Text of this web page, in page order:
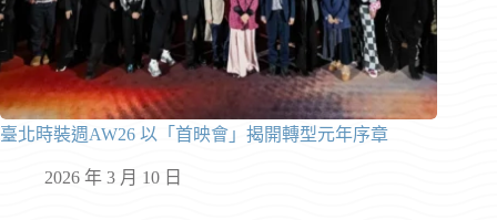
臺北時裝週AW26 以「首映會」揭開轉型元年序章
2026 年 3 月 10 日